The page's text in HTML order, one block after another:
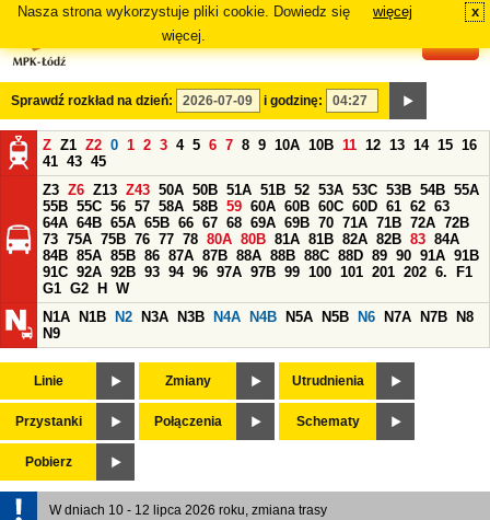
Nasza strona wykorzystuje pliki cookie. Dowiedz się
więcej.
więcej x
Sprawdź rozkład na dzień: i godzinę:
Z Z1 Z2 0 1 2 3 4 5 6 7 8 9 10A 10B 11 12 13 14 15 16
41 43 45
Z3 Z6 Z13 Z43 50A 50B 51A 51B 52 53A 53C 53B 54B 55A
55B 55C 56 57 58A 58B 59 60A 60B 60C 60D 61 62 63
64A 64B 65A 65B 66 67 68 69A 69B 70 71A 71B 72A 72B
73 75A 75B 76 77 78 80A 80B 81A 81B 82A 82B 83 84A
84B 85A 85B 86 87A 87B 88A 88B 88C 88D 89 90 91A 91B
91C 92A 92B 93 94 96 97A 97B 99 100 101 201 202 6.
F1
G1 G2 H
W
N1A
N1B N2 N3A N3B N4A N4B N5A N5B N6 N7A N7B
N8
N9
Linie Zmiany Utrudnienia
Przystanki Połączenia Schematy
Pobierz
W dniach 10 - 12 lipca 2026 roku, zmiana trasy